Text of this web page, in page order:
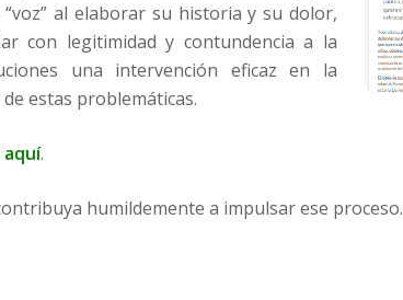
al elaborar su historia y su dolor,
con legitimidad y contundencia a la
una intervención eficaz en la
estas problemáticas.
aquí.
humildemente a impulsar ese proceso.